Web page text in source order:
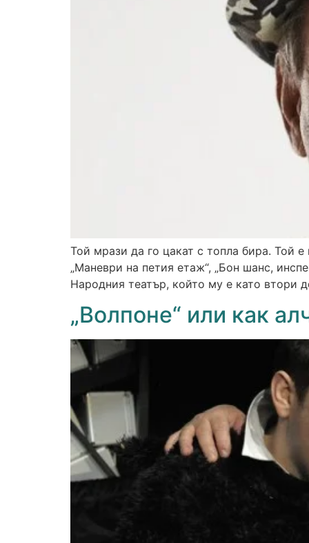
Той мрази да го цакат с топла бира. Той
„Маневри на петия етаж“, „Бон шанс,
Народния театър, който му е като втори
„Волпоне“ или как